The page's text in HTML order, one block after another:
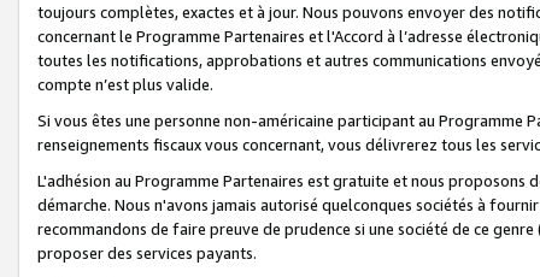
toujours complètes, exactes et à jour. Nous pouvons envoyer des
concernant le Programme Partenaires et l'Accord à l’adresse
toutes les notifications, approbations et autres communications
compte n’est plus valide.
Si vous êtes une personne non-américaine participant au
renseignements fiscaux vous concernant, vous délivrerez tous les
L'adhésion au Programme Partenaires est gratuite et nous proposons
démarche. Nous n'avons jamais autorisé quelconques sociétés à
recommandons de faire preuve de prudence si une société de ce
proposer des services payants.